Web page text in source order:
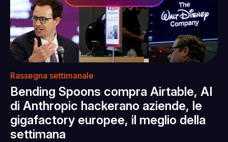
Rassegna settimanale
Bending Spoons compra Airtable, AI
di Anthropic hackerano aziende, le
gigafactory europee, il meglio della
settimana